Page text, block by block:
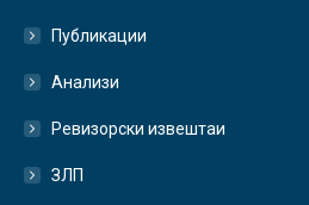
Публикации
Анализи
Ревизорски извештаи
ЗЛП